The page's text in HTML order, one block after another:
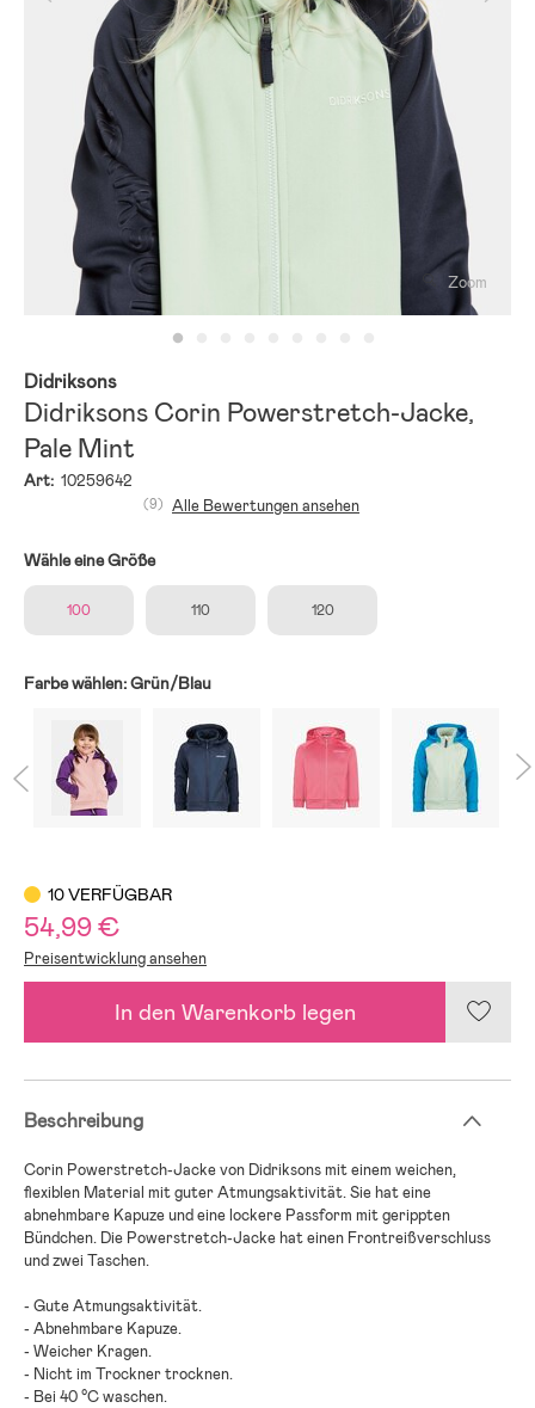
Zoom
Didriksons
Didriksons Corin Powerstretch-Jacke,
Pale Mint
Art: 10259642
(9) Alle Bewertungen ansehen
Wähle eine Größe
100 110 120
Farbe wählen:Grün/Blau
10 VERFÜGBAR
54,99 €
Preisentwicklung ansehen
In den Warenkorb legen
Beschreibung
Corin Powerstretch-Jacke von Didriksons mit einem weichen,
flexiblen Material mit guter Atmungsaktivität. Sie hat eine
abnehmbare Kapuze und eine lockere Passform mit gerippten
Bündchen. Die Powerstretch-Jacke hat einen Frontreißverschluss
und zwei Taschen.
- Gute Atmungsaktivität.
- Abnehmbare Kapuze.
- Weicher Kragen.
- Nicht im Trockner trocknen.
- Bei 40 °C waschen.